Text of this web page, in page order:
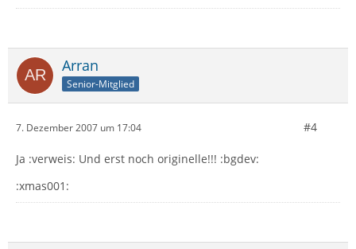
Arran
Senior-Mitglied
7. Dezember 2007 um 17:04 #4
Ja :verweis: Und erst noch originelle!!! :bgdev:
:xmas001: